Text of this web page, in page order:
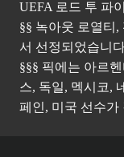
UEFA 로드 투 파
§§ 녹아웃 로열티,
서 선정되었습니
§§§ 픽에는 아르
스, 독일, 멕시코,
페인, 미국 선수가